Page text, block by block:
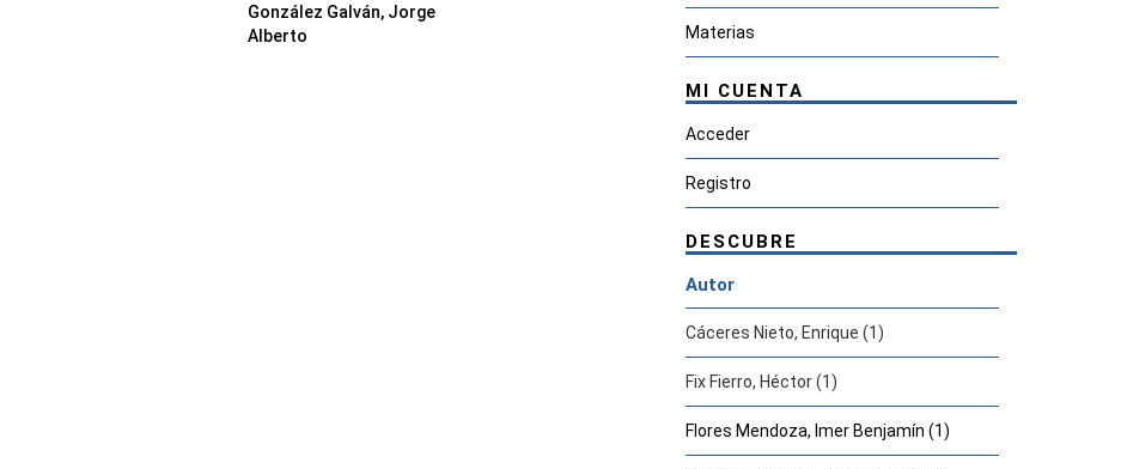
González Galván, Jorge
Alberto
Materias
MI CUENTA
Acceder
Registro
DESCUBRE
Autor
Cáceres Nieto, Enrique (1)
Fix Fierro, Héctor (1)
Flores Mendoza, Imer Benjamín (1)